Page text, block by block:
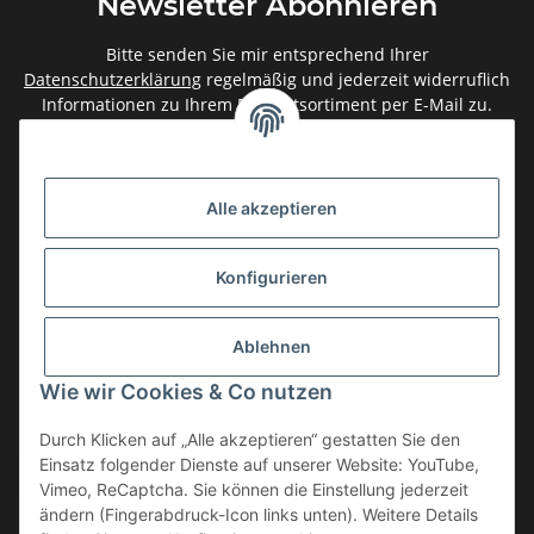
Alle akzeptieren
Konfigurieren
Ablehnen
Wie wir Cookies & Co nutzen
Durch Klicken auf „Alle akzeptieren“ gestatten Sie den
Einsatz folgender Dienste auf unserer Website: YouTube,
Vimeo, ReCaptcha. Sie können die Einstellung jederzeit
ändern (Fingerabdruck-Icon links unten). Weitere Details
Bitte senden Sie mir entsprechend Ihrer
Datenschutzerklärung regelmäßig und jederzeit widerruflich
Informationen zu Ihrem Produktsortiment per E-Mail zu.
Gesetzliche Informationen
Informationen
Service
Vertrag widerrufen
* Alle Preise inkl. gesetzlicher USt., zzgl.Versand